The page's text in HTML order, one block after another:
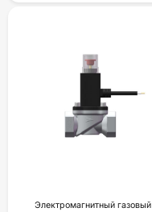
Электромагнитный газовый